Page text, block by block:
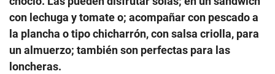
con lechuga y tomate o; acompañar con pescado a
la plancha o tipo chicharrón, con salsa criolla, para
un almuerzo; también son perfectas para las
loncheras.